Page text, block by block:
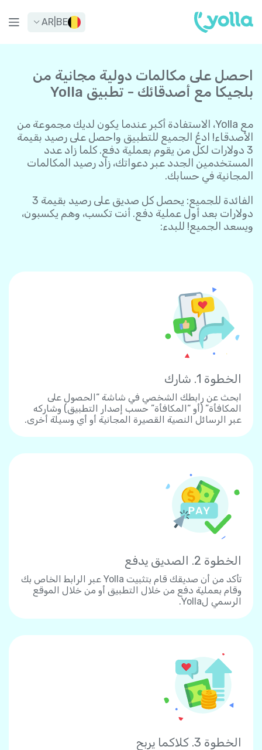
BE
AR
احصل على مكالمات دولية مجانية من
بلجيكا مع أصدقائك - تطبيق Yolla
مع Yolla، الاستفادة أكبر عندما يكون لديك مجموعة من
الأصدقاء! ادعُ الجميع للتطبيق واحصل على رصيد بقيمة
3 دولارات لكل من يقوم بعملية دفع. كلما زاد عدد
المستخدمين الجدد عبر دعواتك، زاد رصيد المكالمات
المجانية في حسابك.
الفائدة للجميع: يحصل كل صديق على رصيد بقيمة 3
دولارات بعد أول عملية دفع. أنت تكسب، وهم يكسبون،
ويسعد الجميع! للبدء:
الخطوة 1. شارك
ابحث عن رابطك الشخصي في شاشة “الحصول على
المكافأة” (أو “المكافأة” حسب إصدار التطبيق) وشاركه
عبر الرسائل النصية القصيرة المجانية أو أي وسيلة أخرى.
الخطوة 2. الصديق يدفع
تأكد من أن صديقك قام بتثبيت Yolla عبر الرابط الخاص بك
وقام بعملية دفع من خلال التطبيق أو من خلال الموقع
الرسمي لYolla.
الخطوة 3. كلاكما يربح